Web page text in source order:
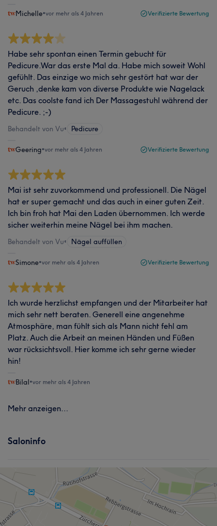
Michelle•vor mehr als 4 Jahren Verifizierte Bewertung
Habe sehr spontan einen Termin gebucht für
Pedicure.War das erste Mal da. Habe mich soweit Wohl
gefühlt. Das einzige wo mich sehr gestört hat war der
Geruch ,denke kam von diverse Produkte wie Nagelack
etc. Das coolste fand ich Der Massagestuhl während der
Pedicure. ;-)
Behandelt von Vu• Pedicure
Geering•vor mehr als 4 Jahren Verifizierte Bewertung
Mai ist sehr zuvorkommend und professionell. Die Nägel
hat er super gemacht und das auch in einer guten Zeit.
Ich bin froh hat Mai den Laden übernommen. Ich werde
sicher weiterhin meine Nägel bei ihm machen.
Behandelt von Vu• Nägel auffüllen
Simone•vor mehr als 4 Jahren Verifizierte Bewertung
Ich wurde herzlichst empfangen und der Mitarbeiter hat
mich sehr nett beraten. Generell eine angenehme
Atmosphäre, man fühlt sich als Mann nicht fehl am
Platz. Auch die Arbeit an meinen Händen und Füßen
war rücksichtsvoll. Hier komme ich sehr gerne wieder
hin!
Bilal•vor mehr als 4 Jahren
Mehr anzeigen...
Saloninfo